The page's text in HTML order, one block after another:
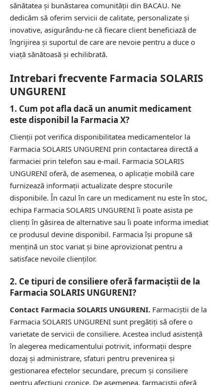
sănătatea și bunăstarea comunității din BACAU. Ne
dedicăm să oferim servicii de calitate, personalizate și
inovative, asigurându-ne că fiecare client beneficiază de
îngrijirea și suportul de care are nevoie pentru a duce o
viață sănătoasă și echilibrată.
Intrebari frecvente Farmacia SOLARIS
UNGURENI
1. Cum pot afla dacă un anumit medicament
este disponibil la Farmacia X?
Clienții pot verifica disponibilitatea medicamentelor la
Farmacia SOLARIS UNGURENI prin contactarea directă a
farmaciei prin telefon sau e-mail. Farmacia SOLARIS
UNGURENI oferă, de asemenea, o aplicație mobilă care
furnizează informații actualizate despre stocurile
disponibile. În cazul în care un medicament nu este în stoc,
echipa Farmacia SOLARIS UNGURENI îi poate asista pe
clienți în găsirea de alternative sau îi poate informa imediat
ce produsul devine disponibil. Farmacia își propune să
mențină un stoc variat și bine aprovizionat pentru a
satisface nevoile clienților.
2. Ce tipuri de consiliere oferă farmaciștii de la
Farmacia SOLARIS UNGURENI?
Contact Farmacia SOLARIS UNGURENI. Farmaciștii de la
Farmacia SOLARIS UNGURENI sunt pregătiți să ofere o
varietate de servicii de consiliere. Acestea includ asistență
în alegerea medicamentului potrivit, informații despre
dozaj și administrare, sfaturi pentru prevenirea și
gestionarea efectelor secundare, precum și consiliere
pentru afecțiuni cronice. De asemenea, farmaciștii oferă